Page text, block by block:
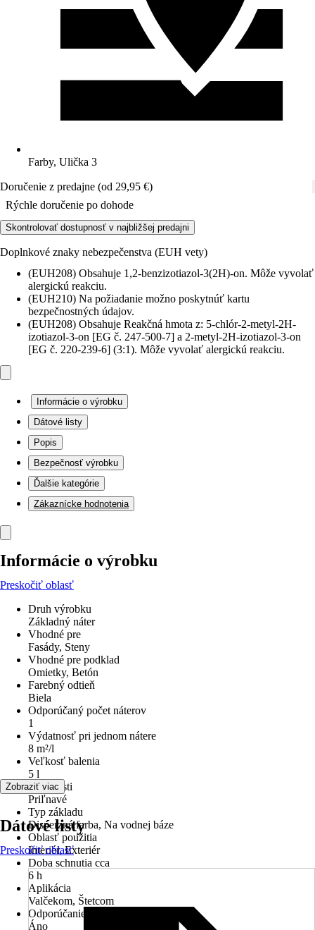
Farby, Ulička 3
Doručenie z predajne (od 29,95 €)
Rýchle doručenie po dohode
Skontrolovať dostupnosť v najbližšej predajni
Doplnkové znaky nebezpečenstva (EUH vety)
(EUH208) Obsahuje 1,2-benzizotiazol-3(2H)-on. Môže vyvolať
alergickú reakciu.
(EUH210) Na požiadanie možno poskytnúť kartu
bezpečnostných údajov.
(EUH208) Obsahuje Reakčná hmota z: 5-chlór-2-metyl-2H-
izotiazol-3-on [EG č. 247-500-7] a 2-metyl-2H-izotiazol-3-on
[EG č. 220-239-6] (3:1). Môže vyvolať alergickú reakciu.
Informácie o výrobku
Dátové listy
Popis
Bezpečnosť výrobku
Ďalšie kategórie
Zákaznícke hodnotenia
Informácie o výrobku
Preskočiť oblasť
Druh výrobku
Základný náter
Vhodné pre
Fasády, Steny
Vhodné pre podklad
Omietky, Betón
Farebný odtieň
Biela
Odporúčaný počet náterov
1
Výdatnosť pri jednom nátere
8 m²/l
Veľkosť balenia
5 l
Vlastnosti
Priľnavé
Typ základu
Disperzná farba, Na vodnej báze
Oblasť použitia
Interiér, Exteriér
Doba schnutia cca
6 h
Aplikácia
Valčekom, Štetcom
Odporúčanie základného náteru
Áno
Zobraziť viac
Dátové listy
Preskočiť oblasť